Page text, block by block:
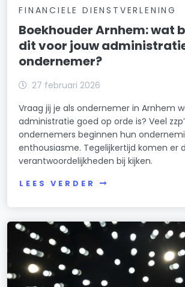
FINANCIELE DIENSTVERLENING
Boekhouder Arnhem: wat
dit voor jouw
ondernemer?
27 februari 2026
Vraag jij je als ondernemer in Arnhem
administratie goed op orde is? Veel
ondernemers beginnen hun
enthousiasme. Tegelijkertijd komen er
verantwoordelijkheden bij kijken.
LEES VERDER